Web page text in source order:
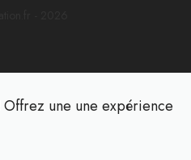
Offrez une une expérience